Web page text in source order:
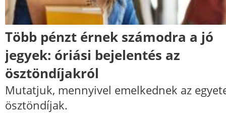
Több pénzt érnek számodra a jó
jegyek: óriási bejelentés az
ösztöndíjakról
Mutatjuk, mennyivel emelkednek az
ösztöndíjak.